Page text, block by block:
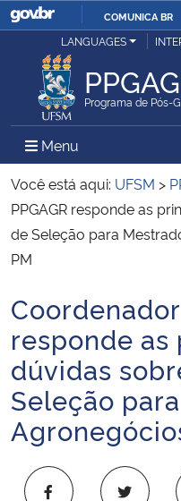
COMUNICA BR
Ministério da Justiça e Segurança
Ministério da Defesa
Ministério das Relações Exteriores
Ministério da Economia
Ministério da Agricultura,
Ministério da Educação
Ministério da Cidadania
Ministério da Saúde
LANGUAGES
Programa de Pós-
Menu Menu
Você está aqui: UFSM >
PPGAGR responde as
de Seleção para
PM
Início do conteúdo
responde
dúvidas
Seleção